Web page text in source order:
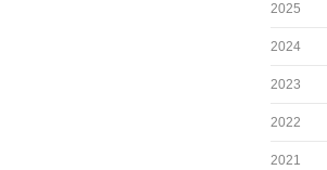
2025
2024
2023
2022
2021